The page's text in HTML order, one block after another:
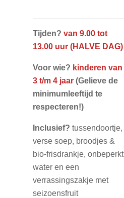
Tijden? van 9.00 tot
13.00 uur (HALVE DAG)
Voor wie? kinderen van
3 t/m 4 jaar (Gelieve de
minimumleeftijd te
respecteren!)
Inclusief? tussendoortje,
verse soep, broodjes &
bio-frisdrankje, onbeperkt
water en een
verrassingszakje met
seizoensfruit